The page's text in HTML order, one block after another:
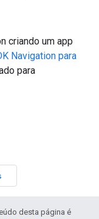
criando um app
Navigation para
para
desta página é